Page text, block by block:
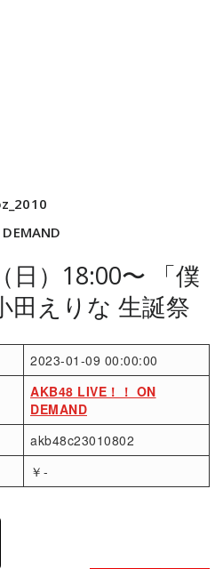
日）18:00〜 「僕
田えりな 生誕祭
2023-01-09 00:00:00
AKB48 LIVE！！ ON
DEMAND
akb48c23010802
￥-